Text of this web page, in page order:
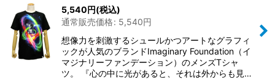
5,540円(税込)
通常販売価格: 5,540円
想像力を刺激するシュールかつアートなグラフィ
ックが人気のブランドImaginary Foundation（イ
マジナリーファンデーション）のメンズTシャ
ツ。 『心の中に光があると、それは外からも見…